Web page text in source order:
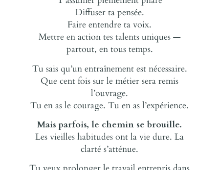
Diffuser ta pensée.
Faire entendre ta voix.
Mettre en action tes talents uniques —
partout, en tous temps.
Tu sais qu’un entraînement est nécessaire.
Que cent fois sur le métier sera remis
l’ouvrage.
Tu en as le courage. Tu en as l’expérience.
Mais parfois, le chemin se brouille.
Les vieilles habitudes ont la vie dure. La
clarté s’atténue.